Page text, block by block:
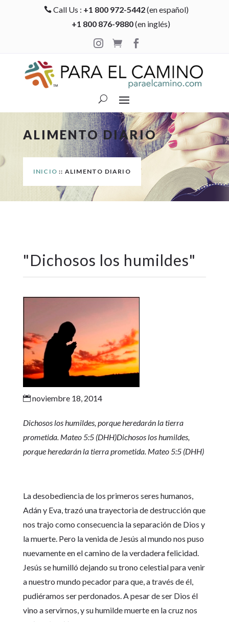
 Call Us : +1 800 972-5442(en español)
+1 800 876-9880(en inglés)

 
ALIMENTO DIARIO
INICIO :: ALIMENTO DIARIO
"Dichosos los humildes"
noviembre 18, 2014
Dichosos los humildes, porque heredarán la tierra
prometida. Mateo 5:5 (DHH)Dichosos los humildes,
porque heredarán la tierra prometida. Mateo 5:5 (DHH)
La desobediencia de los primeros seres humanos,
Adán y Eva, trazó una trayectoria de destrucción que
nos trajo como consecuencia la separación de Dios y
la muerte. Pero la venida de Jesús al mundo nos puso
nuevamente en el camino de la verdadera felicidad.
Jesús se humilló dejando su trono celestial para venir
a nuestro mundo pecador para que, a través de él,
pudiéramos ser perdonados. A pesar de ser Dios él
vino a servirnos, y su humilde muerte en la cruz nos